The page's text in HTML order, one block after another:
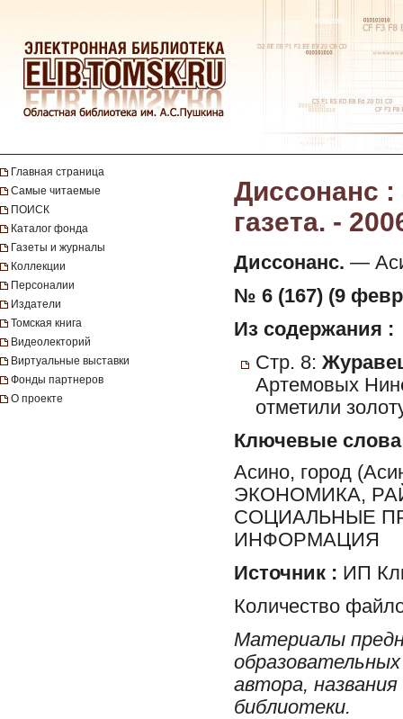
Главная страница
Самые читаемые
ПОИСК
Каталог фонда
Газеты и журналы
Коллекции
Персоналии
Издатели
Томская книга
Видеолекторий
Виртуальные выставки
Фонды партнеров
О проекте
Диссонанс :
газета. -
Диссонанс. —
№ 6 (167) (9
Из содержания :
Стр. 8:
Артемовых
отметили
Ключевые слова
Асино, город
ЭКОНОМИКА,
СОЦИАЛЬНЫЕ
ИНФОРМАЦИЯ
Источник : ИП
Количество
Материалы
автора,
библиотеки.